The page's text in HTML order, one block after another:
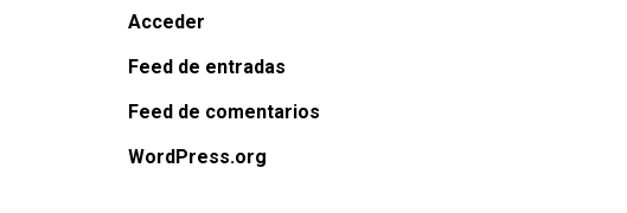
Acceder
Feed de entradas
Feed de comentarios
WordPress.org